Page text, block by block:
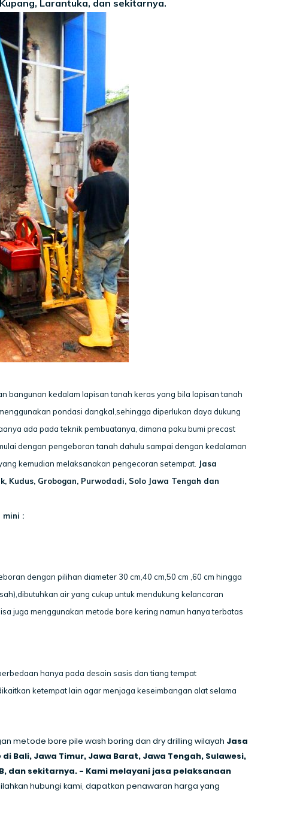
Larantuka, dan sekitarnya.
bangunan kedalam lapisan tanah keras yang bila lapisan tanah
pondasi dangkal,sehingga diperlukan daya dukung
ada pada teknik pembuatanya, dimana paku bumi precast
dengan pengeboran tanah dahulu sampai dengan kedalaman
kemudian melaksanakan pengecoran setempat. Jasa
Kudus, Grobogan, Purwodadi, Solo Jawa Tengah dan
mini :
dengan pilihan diameter 30 cm,40 cm,50 cm ,60 cm hingga
air yang cukup untuk mendukung kelancaran
juga menggunakan metode bore kering namun hanya terbatas
hanya pada desain sasis dan tiang tempat
ketempat lain agar menjaga keseimbangan alat selama
metode bore pile wash boring dan dry drilling wilayah Jasa
Bali, Jawa Timur, Jawa Barat, Jawa Tengah, Sulawesi,
dan sekitarnya. - Kami melayani jasa pelaksanaan
hubungi kami, dapatkan penawaran harga yang